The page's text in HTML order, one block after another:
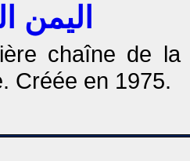
اليمن
chaîne de la
Créée en 1975.